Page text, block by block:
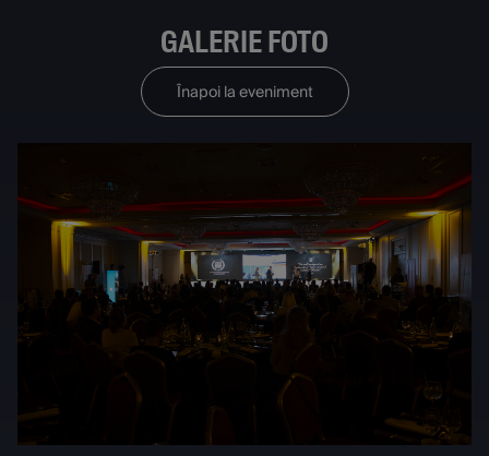
GALERIE FOTO
Înapoi la eveniment